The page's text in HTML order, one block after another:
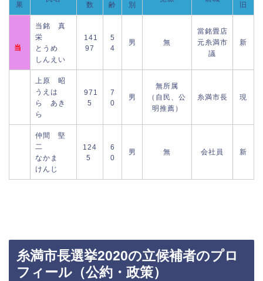
果 数 齢 別 旧
当
当銘 真
栄
とうめ
しんえい
141
97
5
4
男 無
當銘畳店
元糸満市
議
新
上原 昭
うえは
ら あき
ら
971
5
7
0
男
無所属
（自民、公
明推薦）
糸満市長 現
仲間 堅
二
なかま
けんじ
124
5
6
0
男 無 会社員 新
糸満市長選挙2020の立候補者のプロ
フィール（公約・政策）